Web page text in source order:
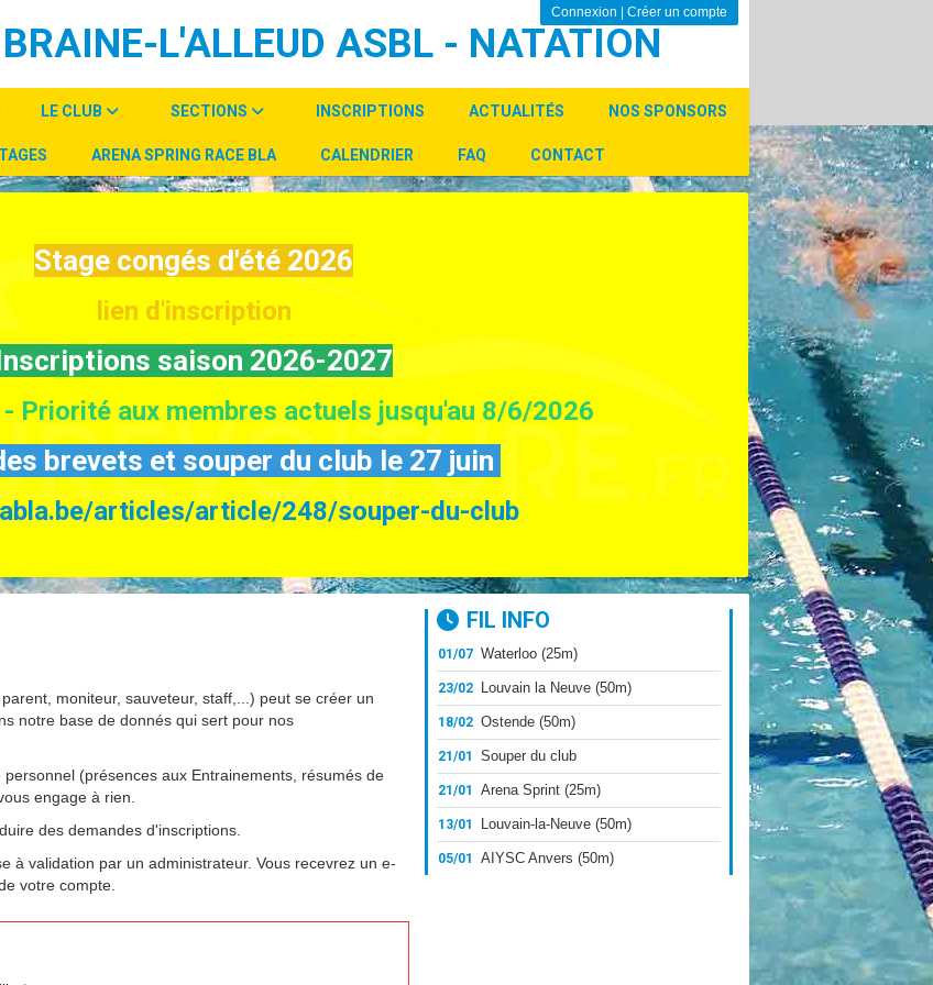
Connexion Créer un compte
L'ALLEUD ASBL - NATATION
LE CLUB SECTIONS INSCRIPTIONS ACTUALITÉS NOS SPONSORS
ARENA SPRING RACE BLA CALENDRIER FAQ CONTACT
Stage congés d'été 2026
lien d'inscription
saison 2026-2027
Priorité aux membres actuels jusqu'au 8/6/2026
brevets et souper du club le 27 juin
articles/article/248/souper-du-club
moniteur, sauveteur, staff,...) peut se créer un
notre base de donnés qui sert pour nos
(présences aux Entrainements, résumés de
engage à rien.
des demandes d'inscriptions.
à validation par un administrateur. Vous recevrez un e-
votre compte.
FIL INFO
01/07 Waterloo (25m)
23/02 Louvain la Neuve (50m)
18/02 Ostende (50m)
21/01 Souper du club
21/01 Arena Sprint (25m)
13/01 Louvain-la-Neuve (50m)
05/01 AIYSC Anvers (50m)